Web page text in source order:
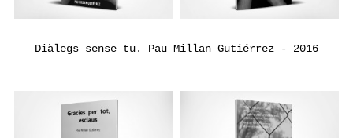
Diàlegs sense tu. Pau Millan Gutiérrez - 2016